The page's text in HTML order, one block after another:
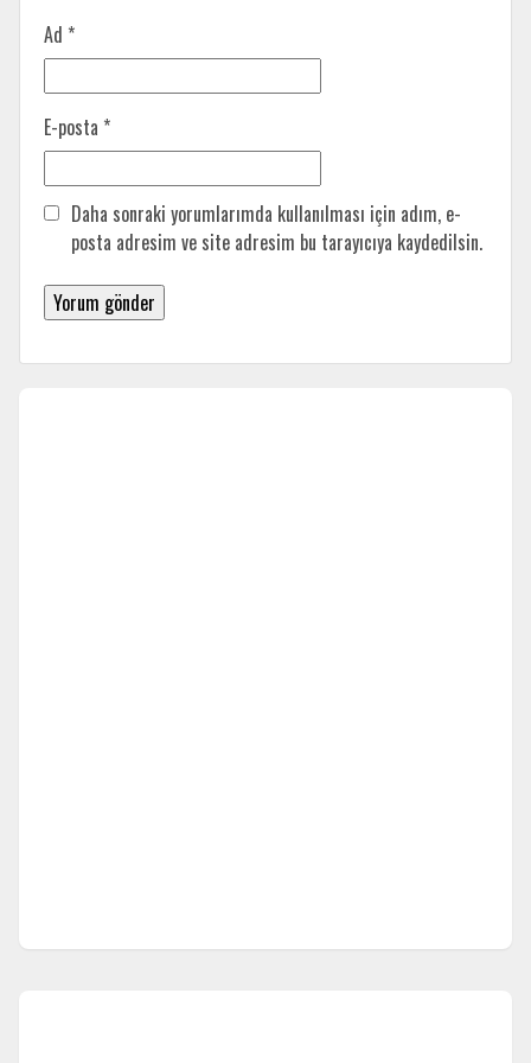
Ad *
E-posta *
Daha sonraki yorumlarımda kullanılması için adım, e-
posta adresim ve site adresim bu tarayıcıya kaydedilsin.